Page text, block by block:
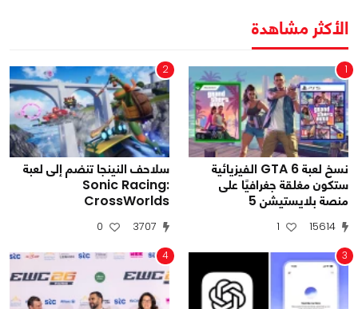
الأكثر مشاهدة
1
نسخ لعبة GTA 6 الفيزيائية
ستكون مغلقة جغرافيًا على
منصة بلايستيشن 5
15614
1
2
سلاحف النينجا تنضم إلى لعبة
Sonic Racing:
CrossWorlds
3707
0
3
4